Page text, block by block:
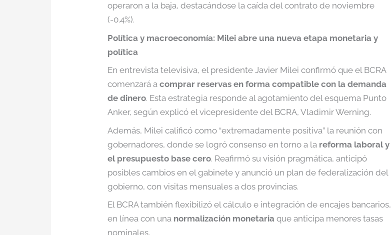
operaron a la baja, destacándose la caída del contrato de noviembre
(-0.4%).
Política y macroeconomía: Milei abre una nueva etapa monetaria y
política
En entrevista televisiva, el presidente Javier Milei confirmó que el BCRA
comenzará acomprar reservas en forma compatible con la demanda
de dinero. Esta estrategia responde al agotamiento del esquema Punto
Anker, según explicó el vicepresidente del BCRA, Vladimir Werning.
Además, Milei calificó como “extremadamente positiva” la reunión con
gobernadores, donde se logró consenso en torno a la reforma laboral y
el presupuesto base cero. Reafirmó su visión pragmática, anticipó
posibles cambios en el gabinete y anunció un plan de federalización del
gobierno, con visitas mensuales a dos provincias.
El BCRA también flexibilizó el cálculo e integración de encajes bancarios,
en línea con una normalización monetaria que anticipa menores tasas
nominales.